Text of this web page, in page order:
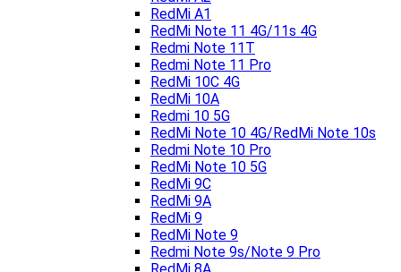
RedMi A1
RedMi Note 11 4G/11s 4G
Redmi Note 11T
Redmi Note 11 Pro
RedMi 10C 4G
RedMi 10A
Redmi 10 5G
RedMi Note 10 4G/RedMi Note 10s
Redmi Note 10 Pro
RedMi Note 10 5G
RedMi 9C
RedMi 9A
RedMi 9
RedMi Note 9
Redmi Note 9s/Note 9 Pro